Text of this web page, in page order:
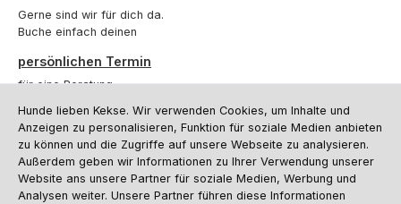
Gerne sind wir für dich da.
Buche einfach deinen
persönlichen Termin
für eine Beratung.
Oder über unserKontaktformular.
Vertrag widerrufen
Hunde lieben Kekse. Wir verwenden Cookies, um Inhalte und
Anzeigen zu personalisieren, Funktion für soziale Medien anbieten
zu können und die Zugriffe auf unsere Webseite zu analysieren.
Außerdem geben wir Informationen zu Ihrer Verwendung unserer
Website ans unsere Partner für soziale Medien, Werbung und
Analysen weiter. Unsere Partner führen diese Informationen